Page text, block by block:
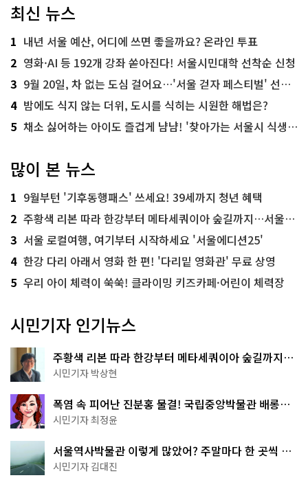
최신 뉴스
1 내년 서울 예산, 어디에 쓰면 좋을까요? 온라인 투표
2 영화·AI 등 192개 강좌 쏟아진다! 서울시민대학 선착순 신청
3 9월 20일, 차 없는 도심 걸어요…'서울 걷자 페스티벌' 선착순 5천명
4 밤에도 식지 않는 더위, 도시를 식히는 시원한 해법은?
5 채소 싫어하는 아이도 즐겁게 냠냠! '찾아가는 서울시 식생활 교육' 현장
많이 본 뉴스
1 9월부턴 '기후동행패스' 쓰세요! 39세까지 청년 혜택
2 주황색 리본 따라 한강부터 메타세쿼이아 숲길까지…서울둘레길 15코스
3 서울 로컬여행, 여기부터 시작하세요 '서울에디션25'
4 한강 다리 아래서 영화 한 편! '다리밑 영화관' 무료 상영
5 우리 아이 체력이 쑥쑥! 클라이밍 키즈카페·어린이 체력장
시민기자 인기뉴스
주황색 리본 따라 한강부터 메타세쿼이아 숲길까지…
서울둘레길 15코스
시민기자 박상현
폭염 속 피어난 진분홍 물결! 국립중앙박물관 배롱나
무 명소
시민기자 최정윤
서울역사박물관 이렇게 많았어? 주말마다 한 곳씩 떠
나는 역사 산책
시민기자 김대진